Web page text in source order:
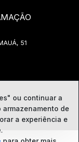
51
ou continuar a
armazenamento de
a experiência e